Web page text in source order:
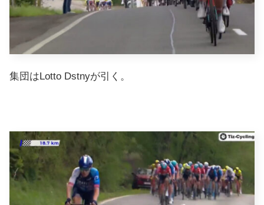
集団はLotto Dstnyが引く。